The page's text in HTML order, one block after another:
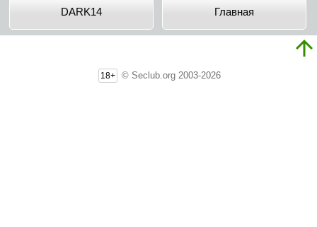
DARK14 Главная
18+ © Seclub.org 2003-2026